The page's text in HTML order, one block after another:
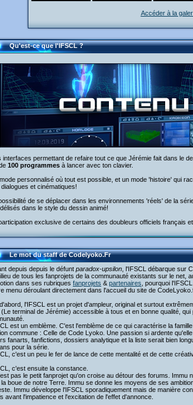
Accéder à la
Qu'est-ce que l'IFSCL ?
interfaces permettant de refaire tout ce que Jérémie fait dans le
100 programmes à lancer avec ton clavier.
personnalisé où tout est possible, et un mode 'histoire' qui
et cinématiques!
de se déplacer dans les environnements 'réels' de la
dans le style du dessin animé!
exclusive de certains des doubleurs officiels français
Le mot du staff de Codelyoko.Fr
depuis depuis le défunt paradox-upsilon , l'IFSCL débarque sur
de tous les fanprojets de la communauté existants sur le net,
dans ses rubriques fanprojets & partenaires , pourquoi
menu déroulant directement dans l'accueil du site de
l'IFSCL est un projet d'ampleur, original et surtout
terminal de Jérémie) accessible à tous et en bonne qualité,
est un emblème. C'est l'emblème de ce qui caractérise la
commune : Celle de Code Lyoko. Une passion si ardente
fanarts, fanfictions, dossiers analytique et la liste serait bien
pour la série.
c'est un peu le fer de lance de cette mentalité et de cette
c'est ensuite la constance.
pas le petit fanprojet qu'on croise au détour des forums. Immu
boue de notre Terre. Immu se donne les moyens de ses
Immu développe l'IFSCL sporadiquement mais de manière
avant l'impatience et l'excitation de l'effet d'annonce.